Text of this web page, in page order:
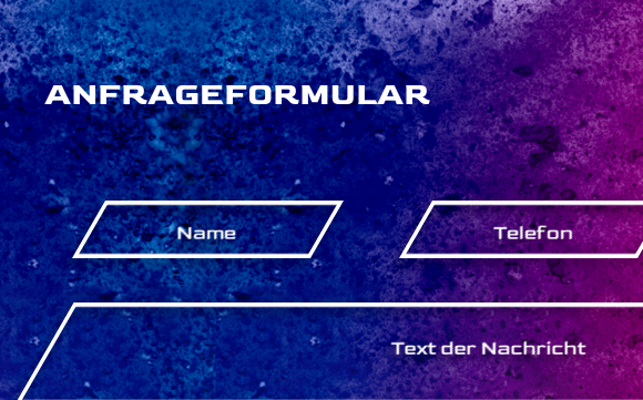
ANFRAGEFORMULAR